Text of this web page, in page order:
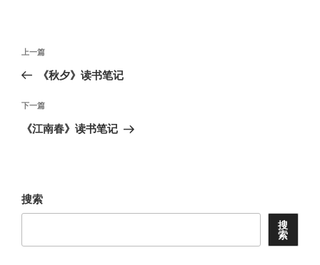
文
导
航
上
一
文
章
上一篇
《秋夕》读书笔记
下
一
下一篇
《江南春》读书笔记
搜索
搜
索